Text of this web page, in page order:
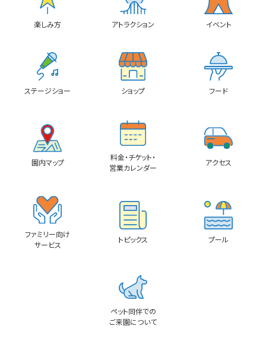
楽しみ方 アトラクション イベント
ステージショー ショップ フード
園内マップ
料金・チケット・
営業カレンダー
アクセス
ファミリー向け
サービス
トピックス プール
ペット同伴での
ご来園について